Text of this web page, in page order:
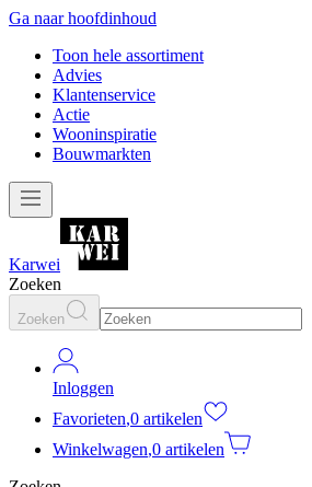
Ga naar hoofdinhoud
Toon hele assortiment
Advies
Klantenservice
Actie
Wooninspiratie
Bouwmarkten
Karwei
Zoeken
Zoeken
Inloggen
Favorieten,0 artikelen
Winkelwagen,0 artikelen